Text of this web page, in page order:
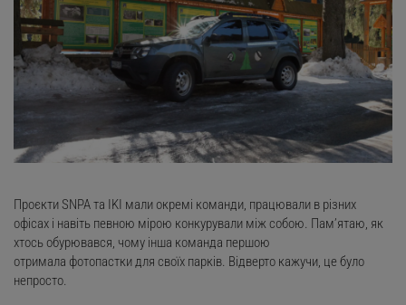
Проєкти SNPA та IKI мали окремі команди, працювали в різних
офісах і навіть певною мірою конкурували між собою. Пам’ятаю, як
хтось обурювався, чому інша команда першою
отримала фотопастки для своїх парків. Відверто кажучи, це було
непросто.